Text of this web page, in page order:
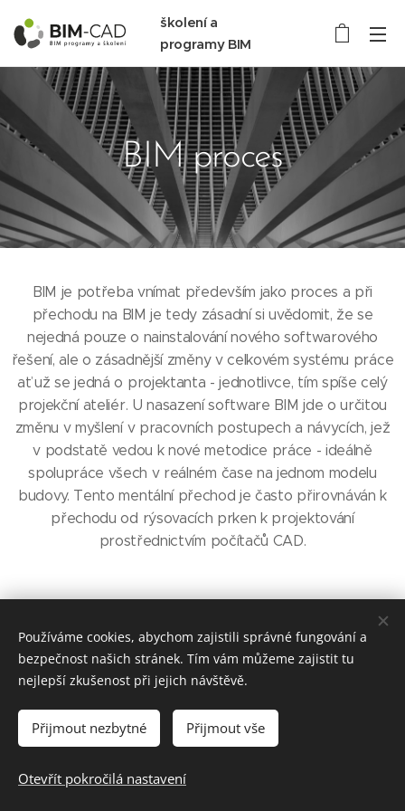
školení a
programy BIM
BIM proces
BIM je potřeba vnímat především jako proces a při
přechodu na BIM je tedy zásadní si uvědomit, že se
nejedná pouze o nainstalování nového softwarového
řešení, ale o zásadnější změny v celkovém systému práce
ať už se jedná o projektanta - jednotlivce, tím spíše celý
projekční ateliér. U nasazení software BIM jde o určitou
změnu v myšlení v pracovních postupech a návycích, jež
v podstatě vedou k nové metodice práce - ideálně
spolupráce všech v reálném čase na jednom modelu
budovy. Tento mentální přechod je často přirovnáván k
přechodu od rýsovacích prken k projektování
prostřednictvím počítačů CAD.
BIM-CAD.CZ, Technologická 373/4, Ostrava, 708 00
Tento web je součástíCADSERVIS GROUP
Používáme cookies, abychom zajistili správné fungování a
bezpečnost našich stránek. Tím vám můžeme zajistit tu
nejlepší zkušenost při jejich návštěvě.
Přijmout nezbytné Přijmout vše
Otevřít pokročilá nastavení